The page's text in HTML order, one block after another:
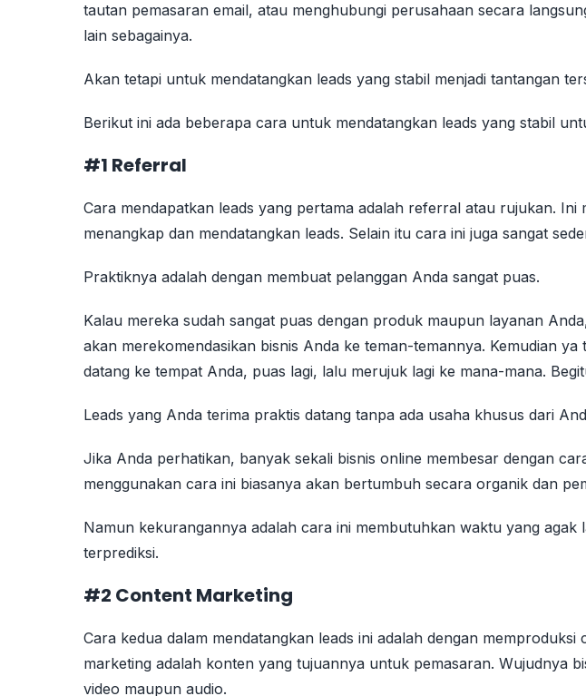
tautan pemasaran email, atau menghubungi perusahaan secara
lain sebagainya.
Akan tetapi untuk mendatangkan leads yang stabil menjadi tantangan
Berikut ini ada beberapa cara untuk mendatangkan leads yang stabil
#1 Referral
Cara mendapatkan leads yang pertama adalah referral atau rujukan. Ini
menangkap dan mendatangkan leads. Selain itu cara ini juga sangat
Praktiknya adalah dengan membuat pelanggan Anda sangat puas.
Kalau mereka sudah sangat puas dengan produk maupun layanan
akan merekomendasikan bisnis Anda ke teman-temannya. Kemudian
datang ke tempat Anda, puas lagi, lalu merujuk lagi ke mana-mana.
Leads yang Anda terima praktis datang tanpa ada usaha khusus dari
Jika Anda perhatikan, banyak sekali bisnis online membesar dengan
menggunakan cara ini biasanya akan bertumbuh secara organik dan
Namun kekurangannya adalah cara ini membutuhkan waktu yang agak
terprediksi.
#2 Content Marketing
Cara kedua dalam mendatangkan leads ini adalah dengan
marketing adalah konten yang tujuannya untuk pemasaran. Wujudnya
video maupun audio.